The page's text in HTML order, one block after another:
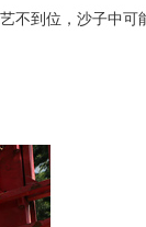
到位，沙子中可